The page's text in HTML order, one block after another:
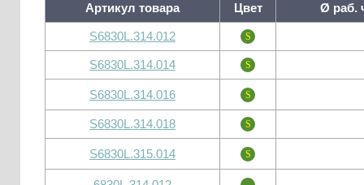
Артикул товара Цвет Ø раб.
S6830L.314.012
S6830L.314.014
S6830L.314.016
S6830L.314.018
S6830L.315.014